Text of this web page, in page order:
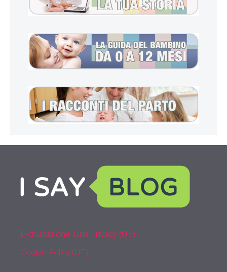
Dichiarazione sulla Privacy (UE)
Cookie Policy (UE)